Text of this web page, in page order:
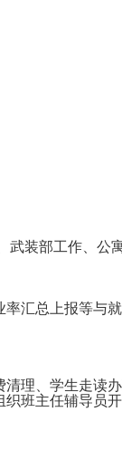
武装部工作、
汇总上报等与就
清理、学生走读
班主任辅导员